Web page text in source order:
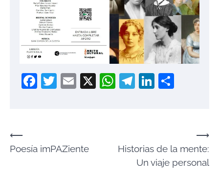
Facebook
Twitter
Email
X WhatsApp
Telegram
LinkedIn
Navegación
de
⟵
Poesía imPAZiente
Historias de la mente:
Un viaje personal
⟶